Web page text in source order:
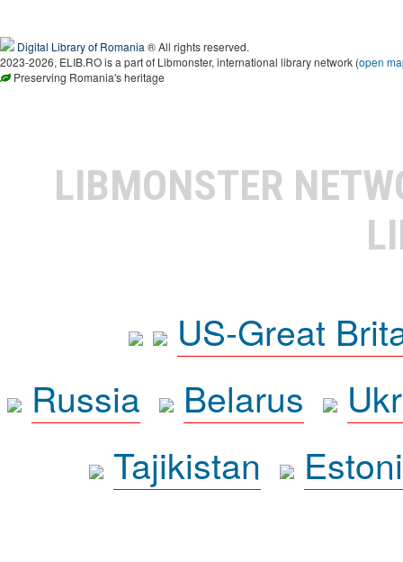
Digital Library of Romania ® All rights reserved.
2023-2026, ELIB.RO is a part of Libmonster, international library network (open
Preserving Romania's heritage
LIBMONSTER
US-Great
Russia
Belarus
Tajikistan